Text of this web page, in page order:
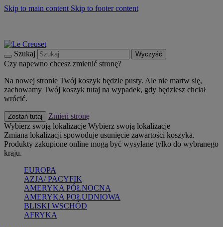
Skip to main content Skip to footer content
Szukaj Wyczyść
Czy napewno chcesz zmienić stronę?
Na nowej stronie Twój koszyk będzie pusty. Ale nie martw się,
zachowamy Twój koszyk tutaj na wypadek, gdy będziesz chciał
wrócić.
Zostań tutaj
Zmień stronę
Wybierz swoją lokalizacje Wybierz swoją lokalizacje
Zmiana lokalizacji spowoduje usunięcie zawartości koszyka.
Produkty zakupione online mogą być wysyłane tylko do wybranego
kraju.
EUROPA
AZJA/ PACYFIK
AMERYKA PÓŁNOCNA
AMERYKA POŁUDNIOWA
BLISKI WSCHÓD
AFRYKA